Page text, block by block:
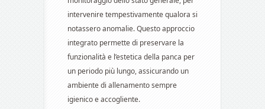
intervenire tempestivamente qualora si
notassero anomalie. Questo approccio
integrato permette di preservare la
funzionalità e l’estetica della panca per
un periodo più lungo, assicurando un
ambiente di allenamento sempre
igienico e accogliente.